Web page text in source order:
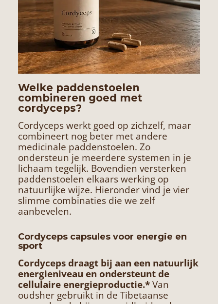
Welke paddenstoelen
combineren goed met
cordyceps?
Cordyceps werkt goed op zichzelf, maar
combineert nog beter met andere
medicinale paddenstoelen. Zo
ondersteun je meerdere systemen in je
lichaam tegelijk. Bovendien versterken
paddenstoelen elkaars werking op
natuurlijke wijze. Hieronder vind je vier
slimme combinaties die we zelf
aanbevelen.
Cordyceps capsules voor energie en
sport
Cordyceps draagt bij aan een natuurlijk
energieniveau en ondersteunt de
cellulaire energieproductie.*Van
oudsher gebruikt in de Tibetaanse